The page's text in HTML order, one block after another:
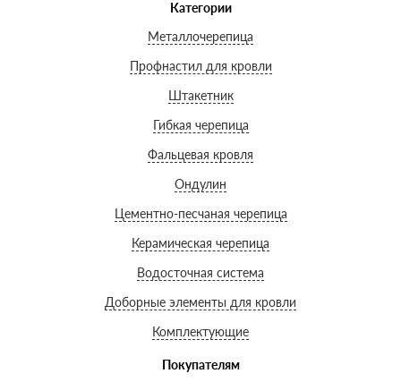
Категории
Металлочерепица
Профнастил для кровли
Штакетник
Гибкая черепица
Фальцевая кровля
Ондулин
Цементно-песчаная черепица
Керамическая черепица
Водосточная система
Доборные элементы для кровли
Комплектующие
Покупателям